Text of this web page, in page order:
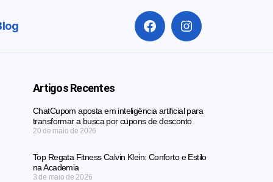
Artigos Recentes
ChatCupom aposta em inteligência artificial para
transformar a busca por cupons de desconto
20 de maio de 2026
Top Regata Fitness Calvin Klein: Conforto e Estilo
na Academia
3 de maio de 2026